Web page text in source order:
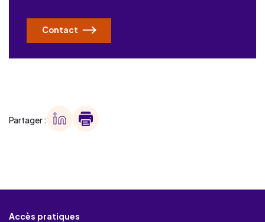
Contact
Partager :
Accès pratiques